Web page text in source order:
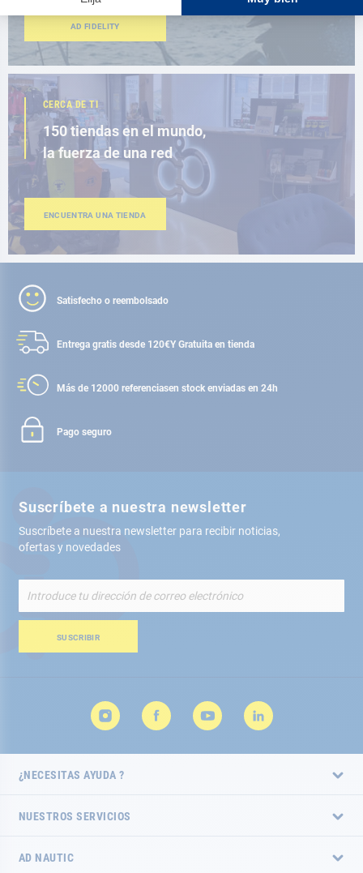
AD FIDELITY
CERCA DE TI
150 tiendas en el mundo,
la fuerza de una red
ENCUENTRA UNA TIENDA
Satisfecho o reembolsado
Entrega gratis desde 120€Y Gratuita en tienda
Más de 12000 referenciasen stock enviadas en 24h
Pago seguro
Suscríbete a nuestra newsletter
Suscríbete a nuestra newsletter para recibir noticias,
ofertas y novedades
nuestro
de
SUSCRIBIR
¿NECESITAS AYUDA ?
NUESTROS SERVICIOS
AD NAUTIC